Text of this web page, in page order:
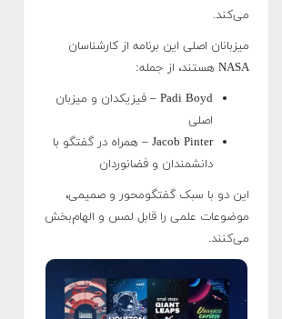
می‌کند.
میزبانان اصلی این برنامه از کارشناسان
NASA هستند، از جمله:
Padi Boyd – فیزیکدان و میزبان
اصلی
Jacob Pinter – همراه در گفتگو با
دانشمندان و فضانوردان
این دو با سبک گفتگو‌محور و صمیمی،
موضوعات علمی را قابل لمس و الهام‌بخش
می‌کنند.